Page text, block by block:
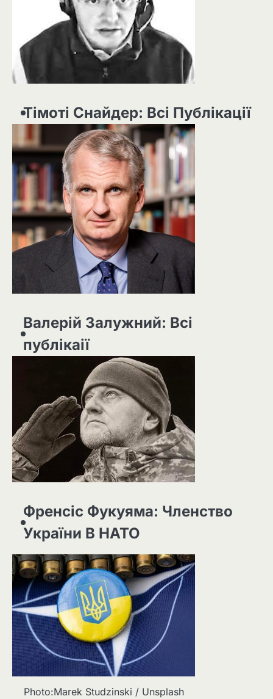
Тімоті Снайдер: Всі Публікації
Валерій Залужний: Всі
публікаії
Френсіс Фукуяма: Членство
України В НАТО
Photo:Marek Studzinski / Unsplash